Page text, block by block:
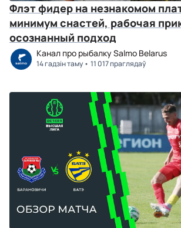
Флэт фидер на незнакомом
минимум снастей, рабочая
осознанный подход
Канал про рыбалку Salmo Belarus
14 гадзін таму 11 017 праглядаў